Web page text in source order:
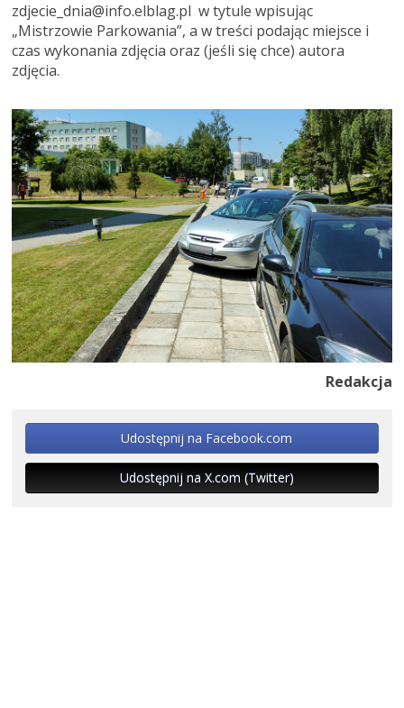
zdjecie_dnia@info.elblag.pl w tytule wpisując
„Mistrzowie Parkowania”, a w treści podając miejsce i
czas wykonania zdjęcia oraz (jeśli się chce) autora
zdjęcia.
Redakcja
Udostępnij na Facebook.com
Udostępnij na X.com (Twitter)